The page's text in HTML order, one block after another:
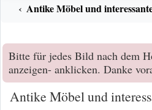
Antike Möbel und
Bitte für jedes Bild nach dem
anzeigen- anklicken. Danke
Antike Möbel und